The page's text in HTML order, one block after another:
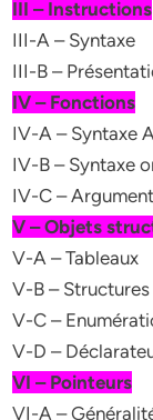
III – Instructions
III-A – Syntaxe
III-B –
IV – Fonctions
IV-A – Syntaxe
IV-B – Syntaxe
IV-C –
V – Objets
V-A – Tableaux
V-B –
V-C –
V-D –
VI – Pointeurs
VI-A –